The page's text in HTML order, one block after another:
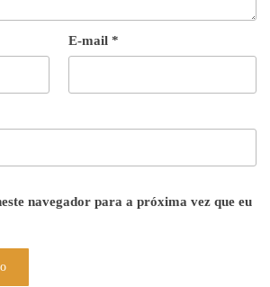
E-mail *
navegador para a próxima vez que eu